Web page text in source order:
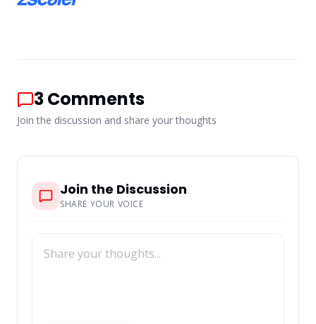
3Comments
Join the discussion and share your thoughts
Join the Discussion
SHARE YOUR VOICE